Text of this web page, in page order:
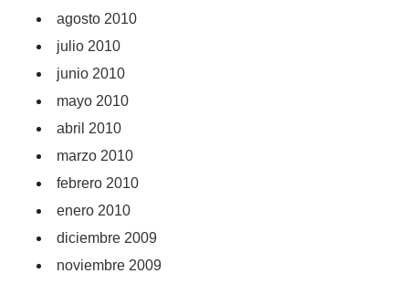
agosto 2010
julio 2010
junio 2010
mayo 2010
abril 2010
marzo 2010
febrero 2010
enero 2010
diciembre 2009
noviembre 2009